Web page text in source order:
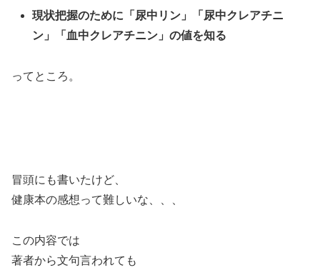
現状把握のために「尿中リン」「尿中クレアチニ
ン」「血中クレアチニン」の値を知る
ってところ。
冒頭にも書いたけど、
健康本の感想って難しいな、、、
この内容では
著者から文句言われても